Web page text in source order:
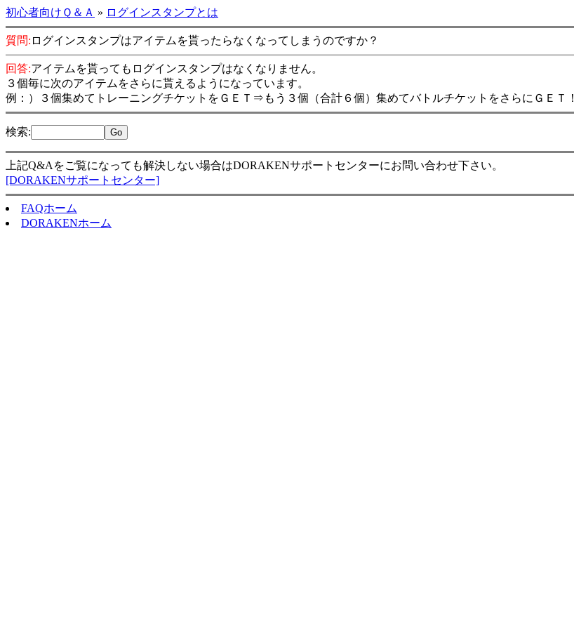
初心者向けＱ＆Ａ » ログインスタンプとは
質問: ログインスタンプはアイテムを貰ったらなくなってしまうのですか？
回答:アイテムを貰ってもログインスタンプはなくなりません。
３個毎に次のアイテムをさらに貰えるようになっています。
例：）３個集めてトレーニングチケットをＧＥＴ⇒もう３個（合計６個）集めてバトルチケットをさらにＧＥＴ！
検索:
上記Q&Aをご覧になっても解決しない場合はDORAKENサポートセンターにお問い合わせ下さい。
[DORAKENサポートセンター]
FAQホーム
DORAKENホーム